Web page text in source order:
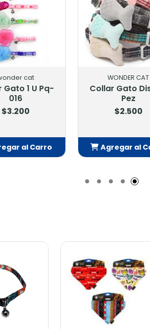
30 X 1
Unidad
al Carro
WONDER CAT
Collar Antiahorque
Diseño Surf Jw-
Z2009
Agregar al Carro